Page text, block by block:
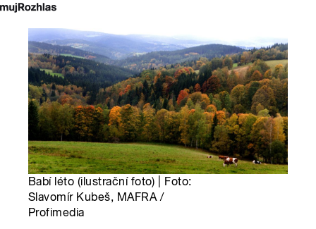
Babí léto (ilustrační foto) | Foto:
Slavomír Kubeš, MAFRA /
Profimedia